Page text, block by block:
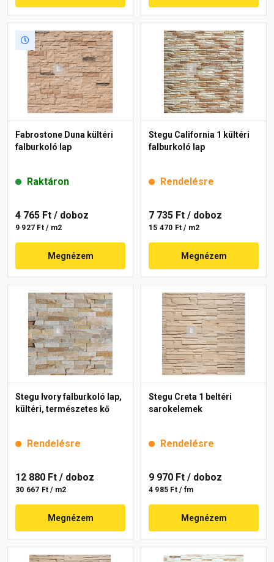
Fabrostone Duna kültéri
falburkoló lap
Raktáron
4 765 Ft / doboz
9 927 Ft / m2
Megnézem
Stegu California 1 kültéri
falburkoló lap
Rendelésre
7 735 Ft / doboz
15 470 Ft / m2
Megnézem
Stegu Ivory falburkoló lap,
kültéri, természetes kő
Rendelésre
12 880 Ft / doboz
30 667 Ft / m2
Megnézem
Stegu Creta 1 beltéri
sarokelemek
Rendelésre
9 970 Ft / doboz
4 985 Ft / fm
Megnézem